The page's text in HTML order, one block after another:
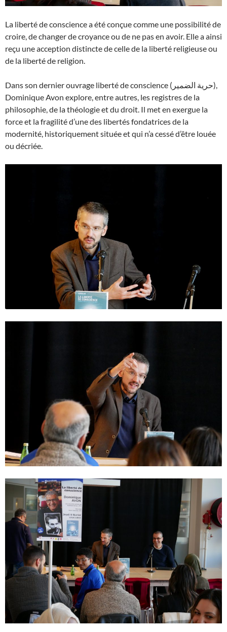
La liberté de conscience a été conçue comme une possibilité de
croire, de changer de croyance ou de ne pas en avoir. Elle a ainsi
reçu une acception distincte de celle de la liberté religieuse ou
de la liberté de religion.
Dans son dernier ouvrage liberté de conscience (حرية الضمير),
Dominique Avon explore, entre autres, les registres de la
philosophie, de la théologie et du droit. Il met en exergue la
force et la fragilité d’une des libertés fondatrices de la
modernité, historiquement située et qui n’a cessé d’être louée
ou décriée.